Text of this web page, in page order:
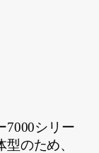
7000シリー
のため、